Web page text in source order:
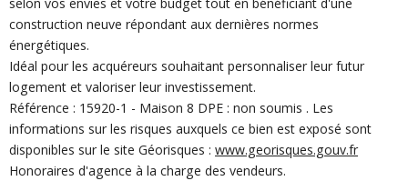
selon vos envies et votre budget tout en bénéficiant d'une
construction neuve répondant aux dernières normes
énergétiques.
Idéal pour les acquéreurs souhaitant personnaliser leur futur
logement et valoriser leur investissement.
Référence : 15920-1 - Maison 8 DPE : non soumis . Les
informations sur les risques auxquels ce bien est exposé sont
disponibles sur le site Géorisques : www.georisques.gouv.fr
Honoraires d'agence à la charge des vendeurs.